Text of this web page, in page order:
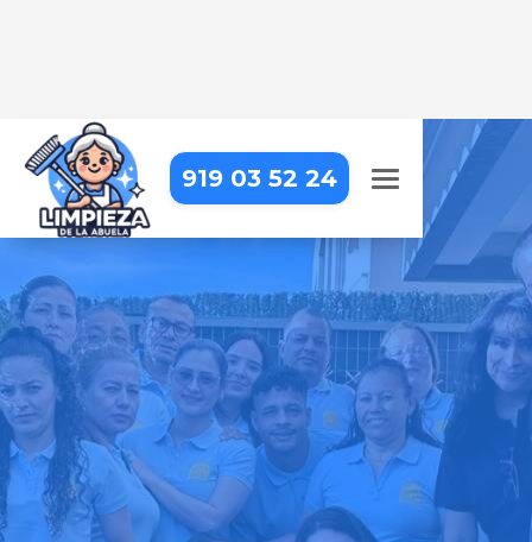
919 03 52 24
LIMPIEZA DE OFICINAS EN
MADRID – FUENCARRAL-EL
PARDO – LA PAZ
Trabajar en una oficina impecable
hace la diferencia. Nosotros lo
hacemos posible